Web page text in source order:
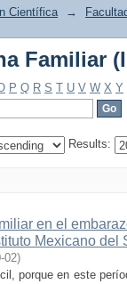
Familiar
Científica →
Familiar
P Q R S T U V W X Y
Results:
en el
Mexicano
02)
porque en este